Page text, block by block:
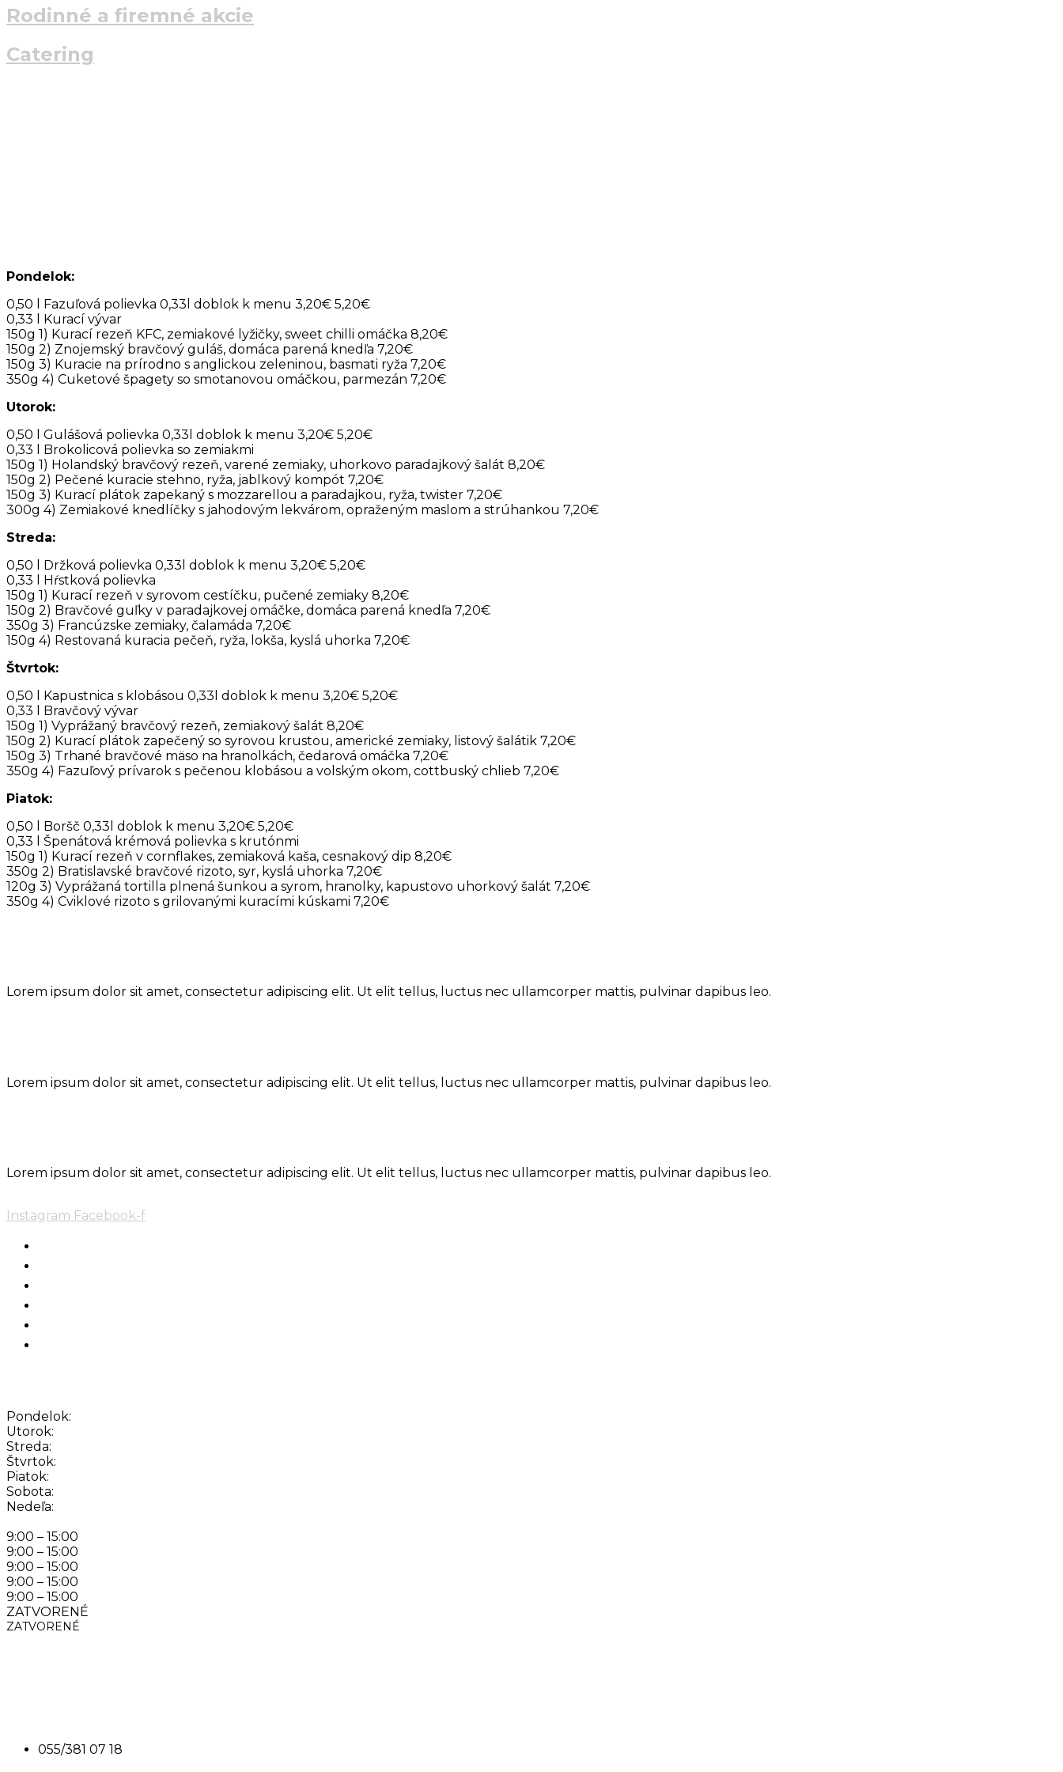
Rodinné a firemné akcie
Catering
Pondelok:
0,50 l Fazuľová polievka 0,33l doblok k menu 3,20€ 5,20€
0,33 l Kurací vývar
150g 1) Kurací rezeň KFC, zemiakové lyžičky, sweet chilli omáčka 8,20€
150g 2) Znojemský bravčový guláš, domáca parená knedľa 7,20€
150g 3) Kuracie na prírodno s anglickou zeleninou, basmati ryža 7,20€
350g 4) Cuketové špagety so smotanovou omáčkou, parmezán 7,20€
Utorok:
0,50 l Gulášová polievka 0,33l doblok k menu 3,20€ 5,20€
0,33 l Brokolicová polievka so zemiakmi
150g 1) Holandský bravčový rezeň, varené zemiaky, uhorkovo paradajkový šalát 8,20€
150g 2) Pečené kuracie stehno, ryža, jablkový kompót 7,20€
150g 3) Kurací plátok zapekaný s mozzarellou a paradajkou, ryža, twister 7,20€
300g 4) Zemiakové knedlíčky s jahodovým lekvárom, opraženým maslom a strúhankou 7,20€
Streda:
0,50 l Držková polievka 0,33l doblok k menu 3,20€ 5,20€
0,33 l Hŕstková polievka
150g 1) Kurací rezeň v syrovom cestíčku, pučené zemiaky 8,20€
150g 2) Bravčové guľky v paradajkovej omáčke, domáca parená knedľa 7,20€
350g 3) Francúzske zemiaky, čalamáda 7,20€
150g 4) Restovaná kuracia pečeň, ryža, lokša, kyslá uhorka 7,20€
Štvrtok:
0,50 l Kapustnica s klobásou 0,33l doblok k menu 3,20€ 5,20€
0,33 l Bravčový vývar
150g 1) Vyprážaný bravčový rezeň, zemiakový šalát 8,20€
150g 2) Kurací plátok zapečený so syrovou krustou, americké zemiaky, listový šalátik 7,20€
150g 3) Trhané bravčové mäso na hranolkách, čedarová omáčka 7,20€
350g 4) Fazuľový prívarok s pečenou klobásou a volským okom, cottbuský chlieb 7,20€
Piatok:
0,50 l Boršč 0,33l doblok k menu 3,20€ 5,20€
0,33 l Špenátová krémová polievka s krutónmi
150g 1) Kurací rezeň v cornflakes, zemiaková kaša, cesnakový dip 8,20€
350g 2) Bratislavské bravčové rizoto, syr, kyslá uhorka 7,20€
120g 3) Vyprážaná tortilla plnená šunkou a syrom, hranolky, kapustovo uhorkový šalát 7,20€
350g 4) Cviklové rizoto s grilovanými kuracími kúskami 7,20€
Lorem ipsum dolor sit amet, consectetur adipiscing elit. Ut elit tellus, luctus nec ullamcorper mattis, pulvinar dapibus leo.
Lorem ipsum dolor sit amet, consectetur adipiscing elit. Ut elit tellus, luctus nec ullamcorper mattis, pulvinar dapibus leo.
Lorem ipsum dolor sit amet, consectetur adipiscing elit. Ut elit tellus, luctus nec ullamcorper mattis, pulvinar dapibus leo.
Instagram Facebook-f
Pondelok:
Utorok:
Streda:
Štvrtok:
Piatok:
Sobota:
Nedeľa:
9:00 – 15:00
9:00 – 15:00
9:00 – 15:00
9:00 – 15:00
9:00 – 15:00
ZATVORENÉ
ZATVORENÉ
055/381 07 18